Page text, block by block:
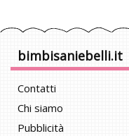
bimbisaniebelli.it
Contatti
Chi siamo
Pubblicità